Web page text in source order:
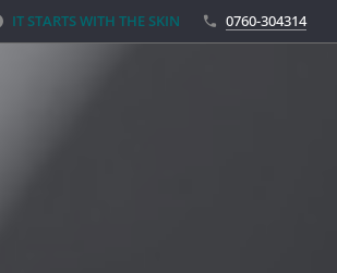
IT STARTS WITH THE SKIN 0760-304314